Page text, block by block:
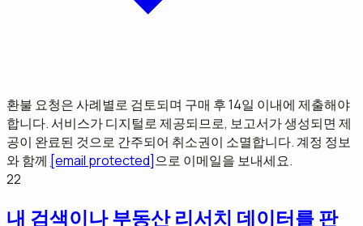
환불 요청은 사례별로 검토되며 구매 후 14일 이내에 제출해야
합니다. 서비스가 디지털로 제공되므로, 보고서가 생성되면 제
공이 완료된 것으로 간주되어 취소권이 소멸합니다. 계정 정보
와 함께 [email protected]으로 이메일을 보내세요.
22
내 검색이나 부동산 리서치 데이터를 판